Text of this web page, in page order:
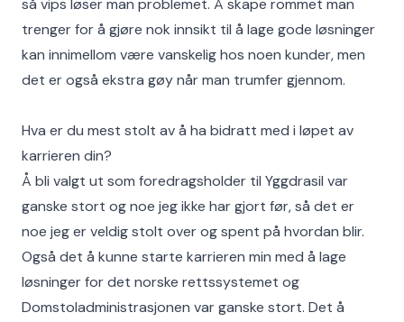
så vips løser man problemet. Å skape rommet man
trenger for å gjøre nok innsikt til å lage gode løsninger
kan innimellom være vanskelig hos noen kunder, men
det er også ekstra gøy når man trumfer gjennom.
Hva er du mest stolt av å ha bidratt med i løpet av
karrieren din?
Å bli valgt ut som foredragsholder til Yggdrasil var
ganske stort og noe jeg ikke har gjort før, så det er
noe jeg er veldig stolt over og spent på hvordan blir.
Også det å kunne starte karrieren min med å lage
løsninger for det norske rettssystemet og
Domstoladministrasjonen var ganske stort. Det å